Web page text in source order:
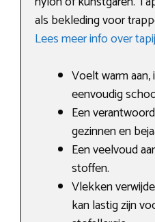
als bekleding voor
Lees meer info over
Voelt warm
eenvoudig
Een
gezinnen en
Een veelvoud
stoffen.
Vlekken
kan lastig zijn